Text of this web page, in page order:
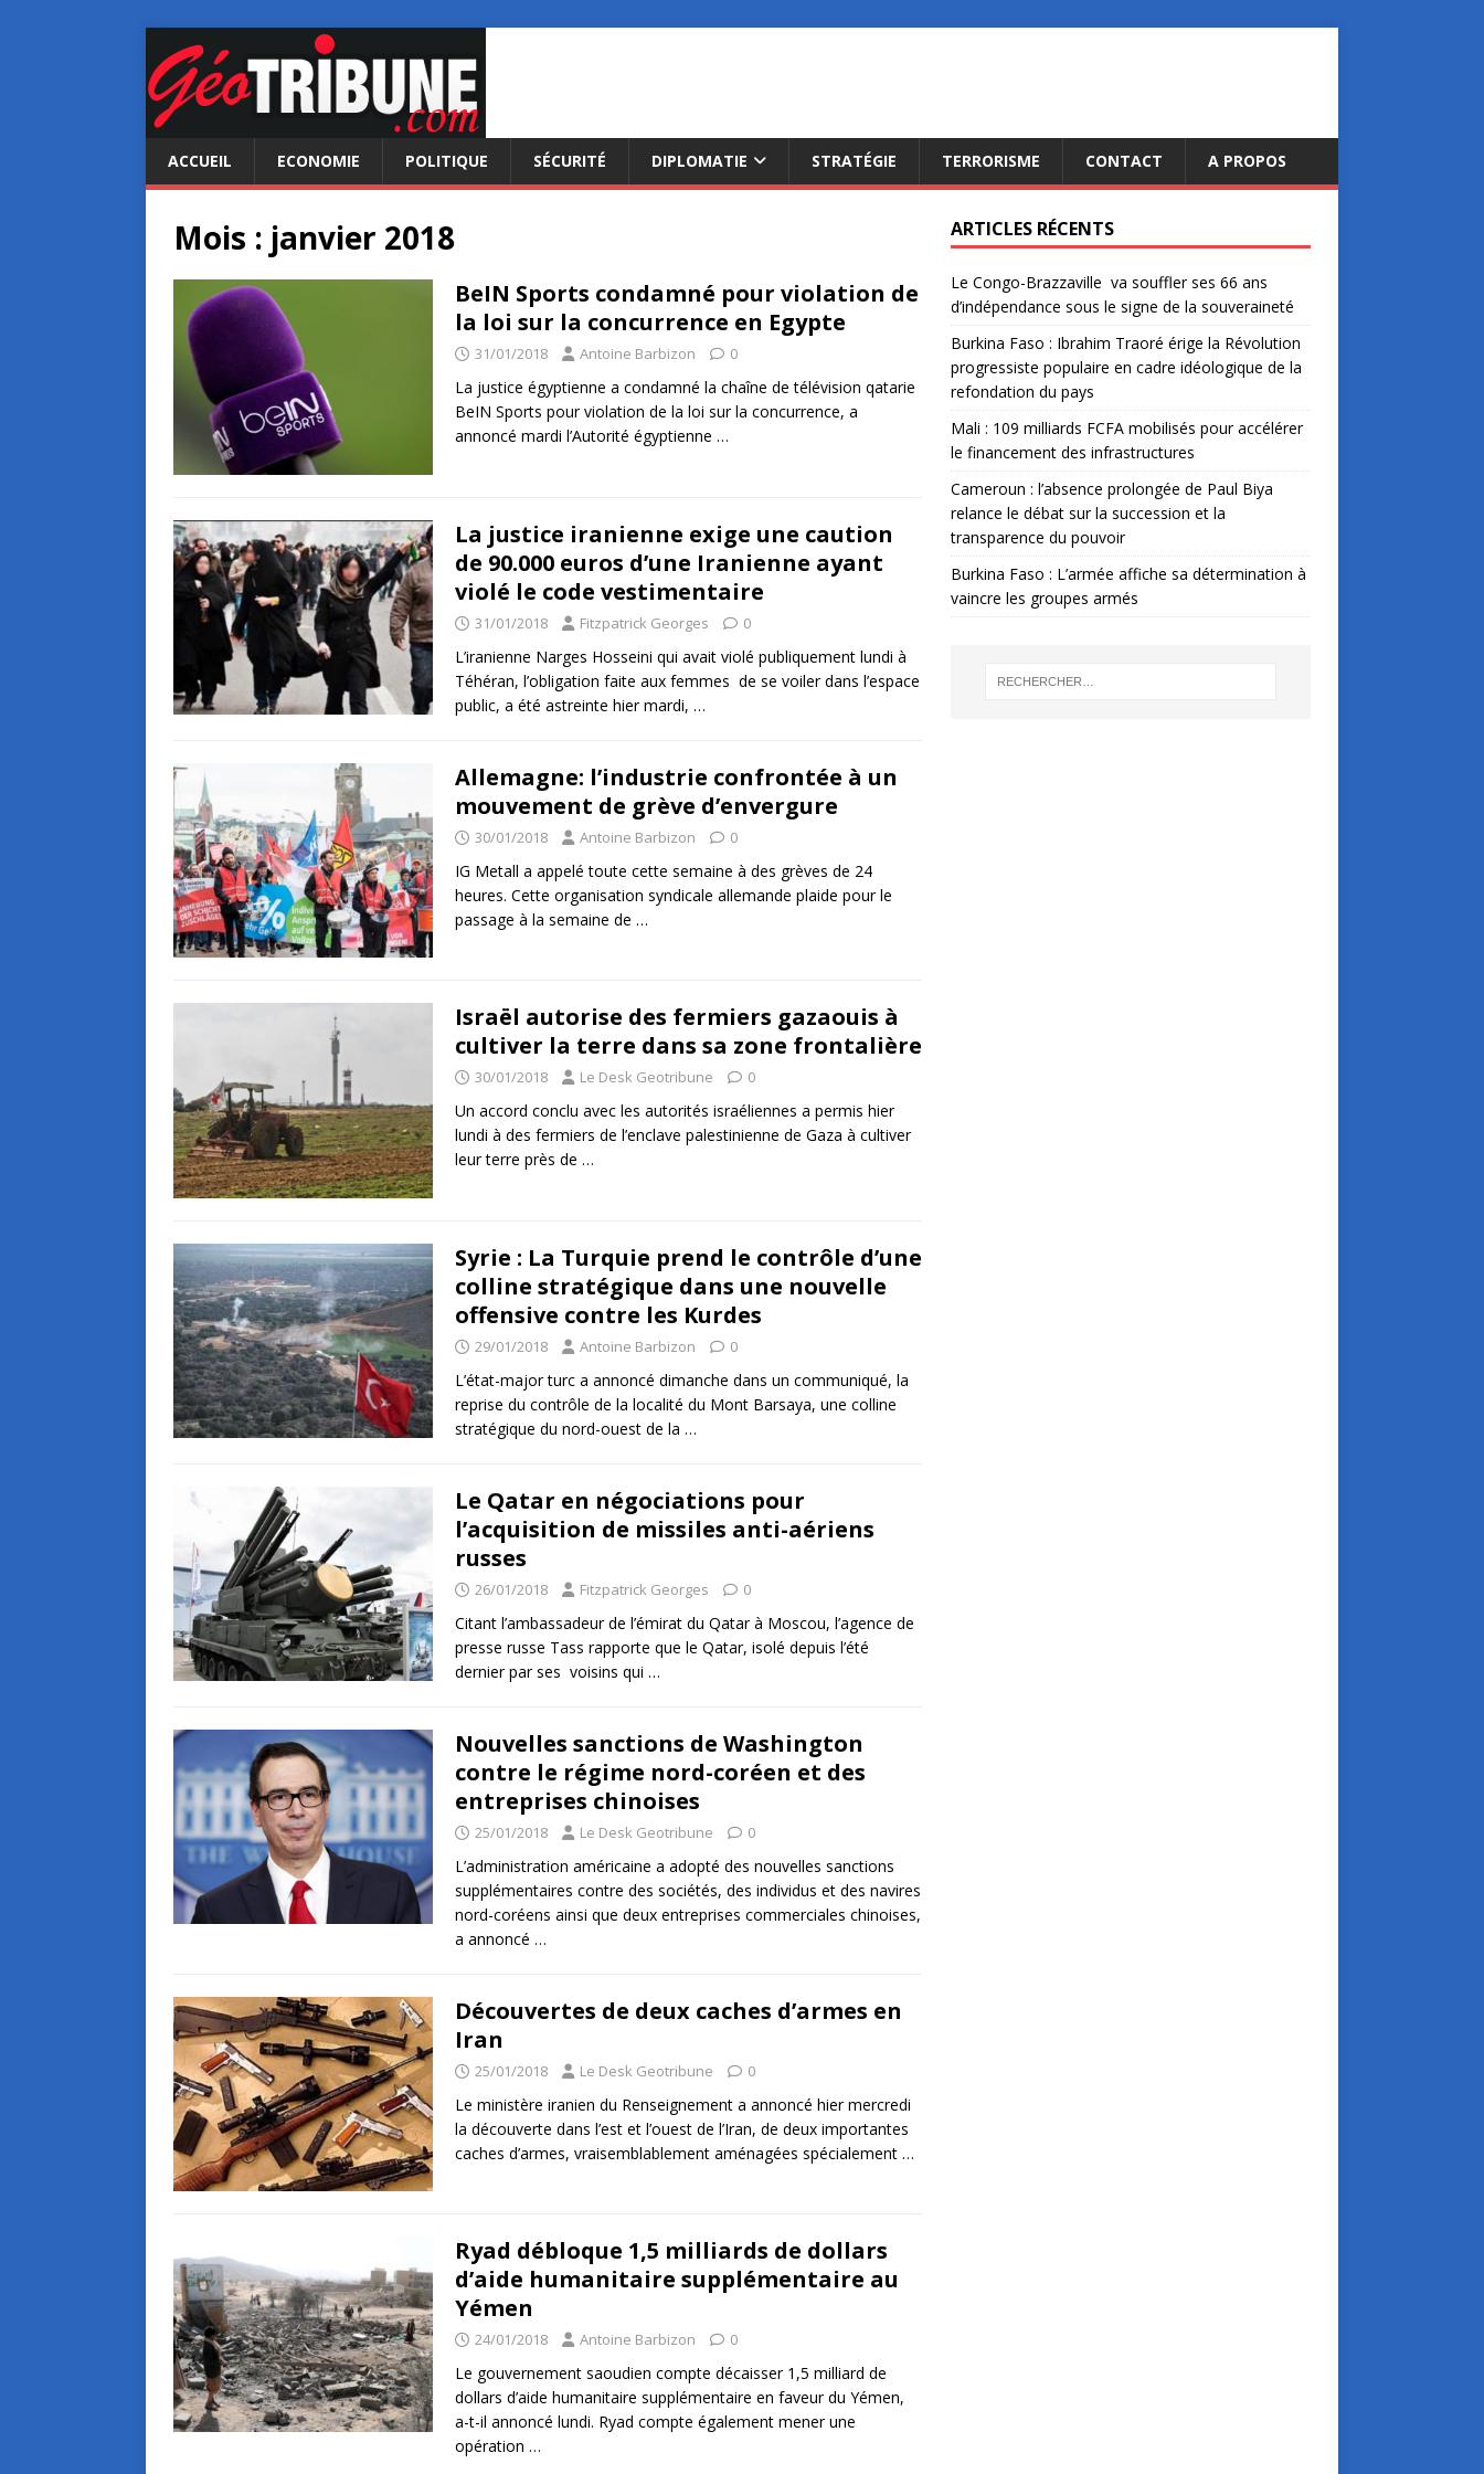
ACCUEIL ECONOMIE POLITIQUE SÉCURITÉ DIPLOMATIE STRATÉGIE TERRORISME CONTACT A PROPOS
Mois : janvier 2018
BeIN Sports condamné pour violation de
la loi sur la concurrence en Egypte
31/01/2018 Antoine Barbizon 0
La justice égyptienne a condamné la chaîne de télévision qatarie
BeIN Sports pour violation de la loi sur la concurrence, a
annoncé mardi l’Autorité égyptienne …
La justice iranienne exige une caution
de 90.000 euros d’une Iranienne ayant
violé le code vestimentaire
31/01/2018 Fitzpatrick Georges 0
L’iranienne Narges Hosseini qui avait violé publiquement lundi à
Téhéran, l’obligation faite aux femmes de se voiler dans l’espace
public, a été astreinte hier mardi, …
Allemagne: l’industrie confrontée à un
mouvement de grève d’envergure
30/01/2018 Antoine Barbizon 0
IG Metall a appelé toute cette semaine à des grèves de 24
heures. Cette organisation syndicale allemande plaide pour le
passage à la semaine de …
Israël autorise des fermiers gazaouis à
cultiver la terre dans sa zone frontalière
30/01/2018 Le Desk Geotribune 0
Un accord conclu avec les autorités israéliennes a permis hier
lundi à des fermiers de l’enclave palestinienne de Gaza à cultiver
leur terre près de …
Syrie : La Turquie prend le contrôle d’une
colline stratégique dans une nouvelle
offensive contre les Kurdes
29/01/2018 Antoine Barbizon 0
L’état-major turc a annoncé dimanche dans un communiqué, la
reprise du contrôle de la localité du Mont Barsaya, une colline
stratégique du nord-ouest de la …
Le Qatar en négociations pour
l’acquisition de missiles anti-aériens
russes
26/01/2018 Fitzpatrick Georges 0
Citant l’ambassadeur de l’émirat du Qatar à Moscou, l’agence de
presse russe Tass rapporte que le Qatar, isolé depuis l’été
dernier par ses voisins qui …
Nouvelles sanctions de Washington
contre le régime nord-coréen et des
entreprises chinoises
25/01/2018 Le Desk Geotribune 0
L’administration américaine a adopté des nouvelles sanctions
supplémentaires contre des sociétés, des individus et des navires
nord-coréens ainsi que deux entreprises commerciales chinoises,
a annoncé …
Découvertes de deux caches d’armes en
Iran
25/01/2018 Le Desk Geotribune 0
Le ministère iranien du Renseignement a annoncé hier mercredi
la découverte dans l’est et l’ouest de l’Iran, de deux importantes
caches d’armes, vraisemblablement aménagées spécialement …
Ryad débloque 1,5 milliards de dollars
d’aide humanitaire supplémentaire au
Yémen
24/01/2018 Antoine Barbizon 0
Le gouvernement saoudien compte décaisser 1,5 milliard de
dollars d’aide humanitaire supplémentaire en faveur du Yémen,
a-t-il annoncé lundi. Ryad compte également mener une
opération …
ARTICLES RÉCENTS
Le Congo-Brazzaville va souffler ses 66 ans
d’indépendance sous le signe de la souveraineté
Burkina Faso : Ibrahim Traoré érige la Révolution
progressiste populaire en cadre idéologique de la
refondation du pays
Mali : 109 milliards FCFA mobilisés pour accélérer
le financement des infrastructures
Cameroun : l’absence prolongée de Paul Biya
relance le débat sur la succession et la
transparence du pouvoir
Burkina Faso : L’armée affiche sa détermination à
vaincre les groupes armés